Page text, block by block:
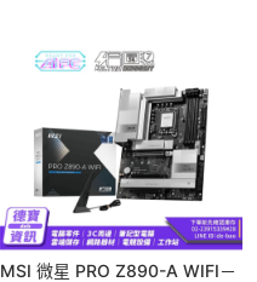
MSI 微星 PRO Z890-A WIFI－